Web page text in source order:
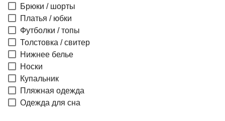
Брюки / шорты
Платья / юбки
Футболки / топы
Толстовка / свитер
Нижнее белье
Носки
Купальник
Пляжная одежда
Одежда для сна